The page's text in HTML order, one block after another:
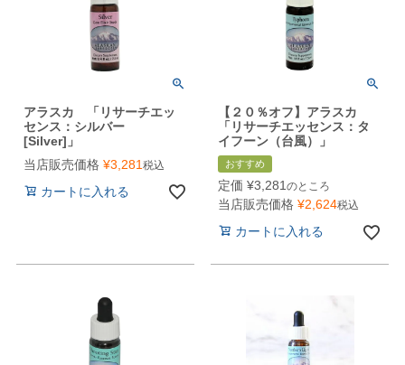
アラスカ 「リサーチエッ
センス：シルバー
[Silver]」
当店販売価格 ¥3,281 税込
カートに入れる
【２０％オフ】アラスカ
「リサーチエッセンス：タ
イフーン（台風）」
おすすめ
定価 ¥3,281 のところ
当店販売価格 ¥2,624税込
カートに入れる